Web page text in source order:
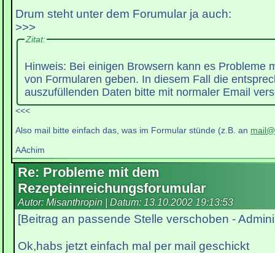
Drum steht unter dem Forumular ja auch:
>>>
Zitat:
Hinweis: Bei einigen Browsern kann es Probleme
von Formularen geben. In diesem Fall die
auszufüllenden Daten bitte mit normaler Email
<<<
Also mail bitte einfach das, was im Formular stünde (z.B. an
AAchim
Re: Probleme mit dem
Rezepteinreichungsforumular
Autor: Misanthropin | Datum: 13.10.2002 19:13:53
[Beitrag an passende Stelle verschoben -
Ok,habs jetzt einfach mal per mail geschickt